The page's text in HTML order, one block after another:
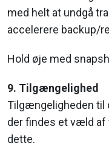
med helt at undgå
accelerere backup/
Hold øje med
9. Tilgængelighed
Tilgængeligheden til
der findes et væld
dette.